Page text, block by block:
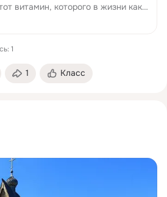
витамин, которого в жизни как
1
1 Класс